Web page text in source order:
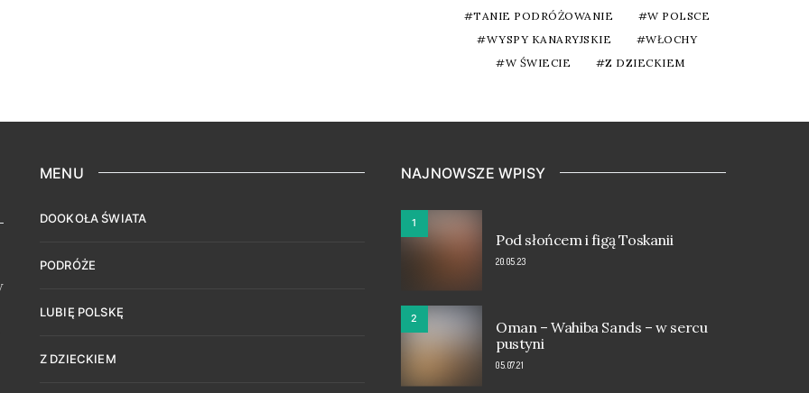
TANIE PODRÓŻOWANIE
W POLSCE
WYSPY KANARYJSKIE
WŁOCHY
W ŚWIECIE
Z DZIECKIEM
MENU
DOOKOŁA ŚWIATA
PODRÓŻE
LUBIĘ POLSKĘ
Z DZIECKIEM
NAJNOWSZE WPISY
1
Pod słońcem i figą Toskanii
20.05.23
2
Oman – Wahiba Sands – w sercu
pustyni
05.07.21